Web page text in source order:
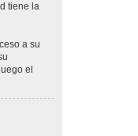
tiene la
a su
el